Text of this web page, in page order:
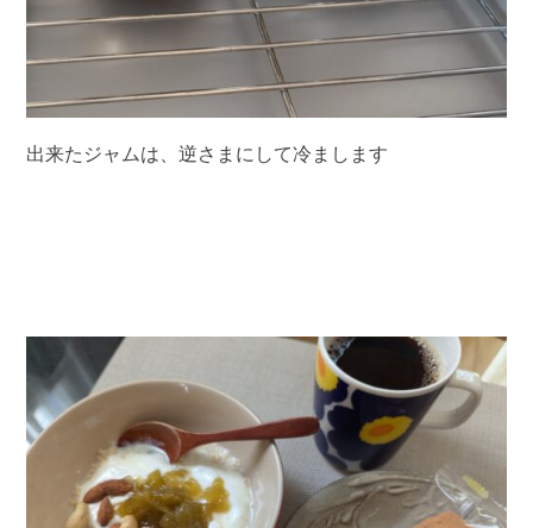
出来たジャムは、逆さまにして冷まします